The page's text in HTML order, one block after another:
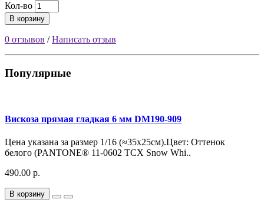
Кол-во
В корзину
0 отзывов /Написать отзыв
Популярные
Вискоза прямая гладкая 6 мм DM190-909
Цена указана за размер 1/16 (≈35х25см).Цвет: Оттенок
белого (PANTONE® 11-0602 TCX Snow Whi..
490.00 р.
В корзину